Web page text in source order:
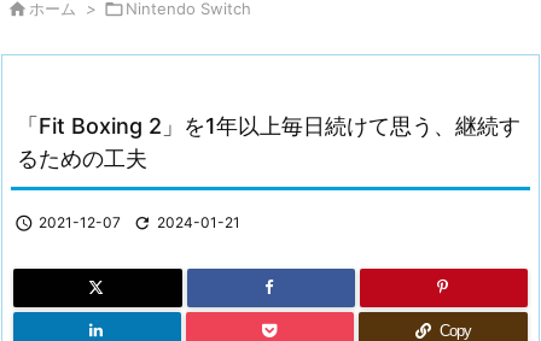
 ホーム > Nintendo Switch
「Fit Boxing 2」を1年以上毎日続けて思う、継続す
るための工夫
 2021-12-07  2024-01-21
Copy